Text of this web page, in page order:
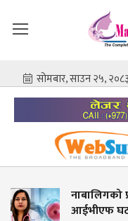
स्वास्थ्यमा कसको निर्णय?
डा. शर्माको बयान